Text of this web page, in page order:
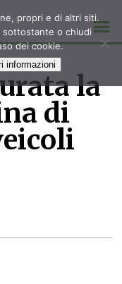
la
di
propri e di altri siti.
sottostante o chiudi
dei cookie.
informazioni